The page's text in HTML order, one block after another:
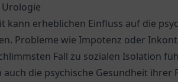
Urologie
kann erheblichen Einfluss auf die
Probleme wie Impotenz oder
Fall zu sozialen Isolation
die psychische Gesundheit ihrer